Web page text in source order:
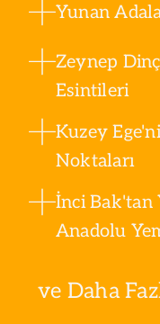
Yunan
Zeynep
Esintileri
Kuzey
Noktaları
İnci Bak'tan
Anadolu
ve Daha